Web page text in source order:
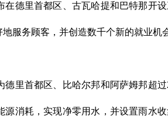
德里首都区、古瓦哈提和巴特那开
服务顾客，并创造数千个新的就业机
里首都区、比哈尔邦和阿萨姆邦超
消耗，实现净零用水，并设置雨水